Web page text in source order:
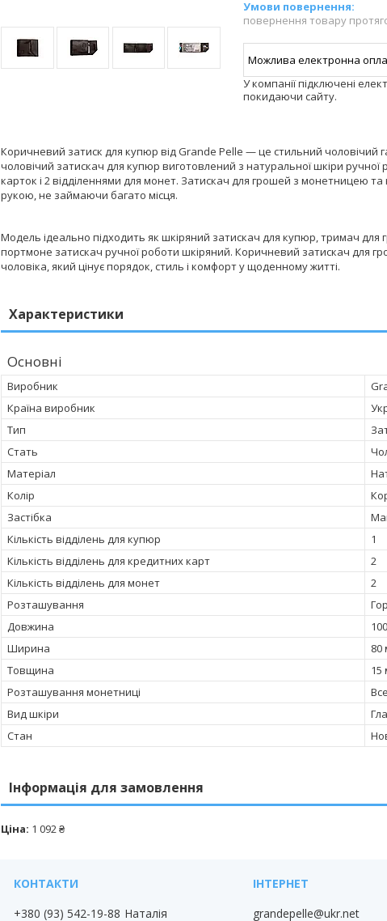
повернення товару
У компанії підключені
покидаючи сайту.
Коричневий затиск для купюр від Grande Pelle — це стильний чоловічий
чоловічий затискач для купюр виготовлений з натуральної шкіри
карток і 2 відділеннями для монет. Затискач для грошей з монетницею та
рукою, не займаючи багато місця.
Модель ідеально підходить як шкіряний затискач для купюр, тримач
портмоне затискач ручної роботи шкіряний. Коричневий затискач для
чоловіка, який цінує порядок, стиль і комфорт у щоденному житті.
Характеристики
Основні
Виробник
Країна виробник
Тип
Стать
Матеріал
Колір
Застібка
Кількість відділень для купюр
1
Кількість відділень для кредитних карт
2
Кількість відділень для монет
2
Розташування
Довжина
Ширина
80
Товщина
15
Розташування монетниці
Вид шкіри
Стан
Інформація для замовлення
Ціна: 1 092 ₴
+380 (93) 542-19-88 Наталія grandepelle@ukr.net